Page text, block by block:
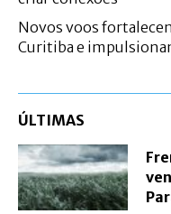
Novos voos
Curitiba e
ÚLTIMAS